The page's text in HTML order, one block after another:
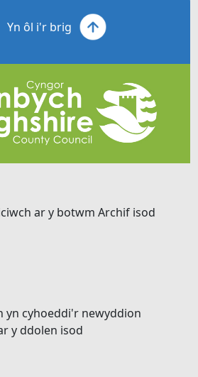
Yn ôl i'r brig
ar y botwm Archif isod
yn cyhoeddi'r newyddion
y ddolen isod